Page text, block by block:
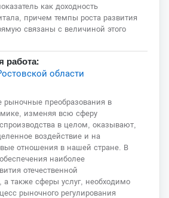
как доходность
причем темпы роста развития
связаны с величиной этого
работа:
области
рыночные преобразования в
изменяя всю сферу
в целом, оказывают,
воздействие и на
отношения в нашей стране. В
наиболее
отечественной
также сферы услуг, необходимо
рыночного регулирования